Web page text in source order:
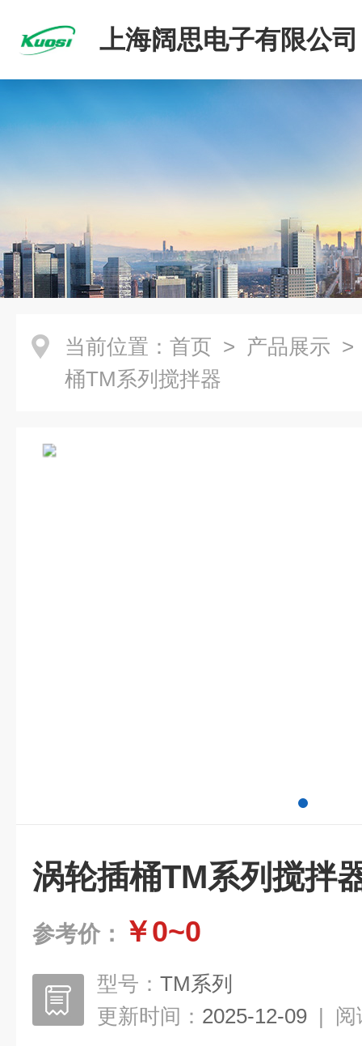
上海阔思电子有限公司
当前位置： 首页 > 产品展示 >
桶TM系列搅拌器
涡轮插桶TM系列搅拌
参考价： ￥0~0
型号： TM系列
更新时间： 2025-12-09 | 阅